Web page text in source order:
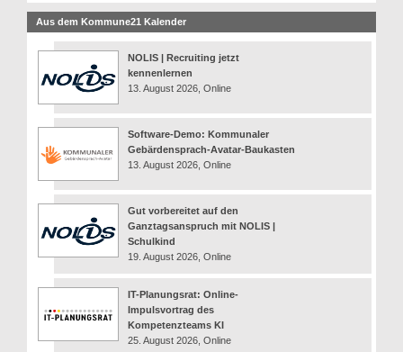
Aus dem Kommune21 Kalender
NOLIS | Recruiting jetzt
kennenlernen
13. August 2026, Online
Software-Demo: Kommunaler
Gebärdensprach-Avatar-Baukasten
13. August 2026, Online
Gut vorbereitet auf den
Ganztagsanspruch mit NOLIS |
Schulkind
19. August 2026, Online
IT-Planungsrat: Online-
Impulsvortrag des
Kompetenzteams KI
25. August 2026, Online